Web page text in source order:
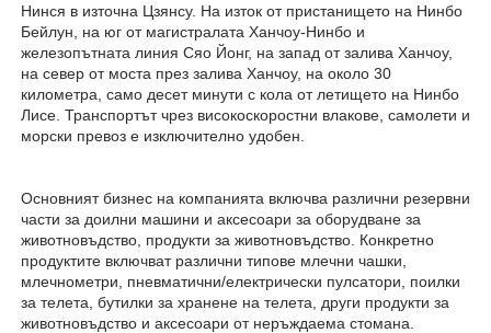
Нинся в източна Цзянсу. На изток от пристанището на Нинбо
Бейлун, на юг от магистралата Ханчоу-Нинбо и
железопътната линия Сяо Йонг, на запад от залива Ханчоу,
на север от моста през залива Ханчоу, на около 30
километра, само десет минути с кола от летището на Нинбо
Лисе. Транспортът чрез високоскоростни влакове, самолети и
морски превоз е изключително удобен.
Основният бизнес на компанията включва различни резервни
части за доилни машини и аксесоари за оборудване за
животновъдство, продукти за животновъдство. Конкретно
продуктите включват различни типове млечни чашки,
млечнометри, пневматични/електрически пулсатори, поилки
за телета, бутилки за хранене на телета, други продукти за
животновъдство и аксесоари от неръждаема стомана.